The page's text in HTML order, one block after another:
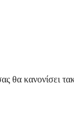
θα κανονίσει